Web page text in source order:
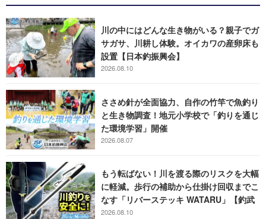
川の中にはどんな生き物がいる？親子でガ
サガサ、川耕し体験。オイカワの産卵床も
設置【日本釣振興会】
2026.08.10
ささめ針が全面協力、自作の竹竿で魚釣り
と生き物調査！地元小学校で「釣りを通じ
た環境学習」開催
2026.08.07
もう転ばない！川を渡る際のリスクを大幅
に軽減。歩行の補助から仕掛け回収までこ
なす「リバーステッキ WATARU」【釣武
者】
2026.08.10